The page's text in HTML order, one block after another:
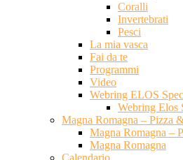
Coralli
Invertebrati
Pesci
La mia vasca
Fai da te
Programmi
Video
Webring ELOS
Webring Elos
Magna Romagna – Pizza
Magna Romagna –
Magna Romagna
Calendario